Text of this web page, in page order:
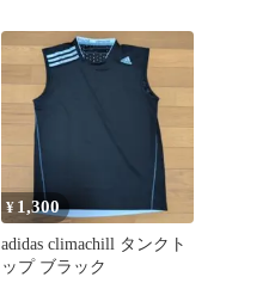
¥ 1,300
adidas climachill タンクト
ップ ブラック